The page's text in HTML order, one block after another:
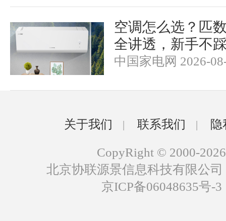
空调怎么选？匹
全讲透，新手不
中国家电网 2026-
关于我们 | 联系我们 |
CopyRight © 2000-2026
北京协联源景信息科技有限公
京ICP备06048635号-3